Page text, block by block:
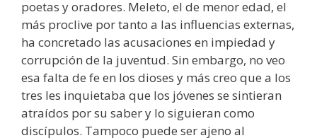
poetas y oradores. Meleto, el de menor edad, el
más proclive por tanto a las influencias externas,
ha concretado las acusaciones en impiedad y
corrupción de la juventud. Sin embargo, no veo
esa falta de fe en los dioses y más creo que a los
tres les inquietaba que los jóvenes se sintieran
atraídos por su saber y lo siguieran como
discípulos. Tampoco puede ser ajeno al